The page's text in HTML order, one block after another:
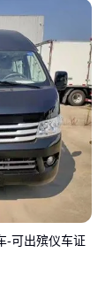
-可出殡仪车证